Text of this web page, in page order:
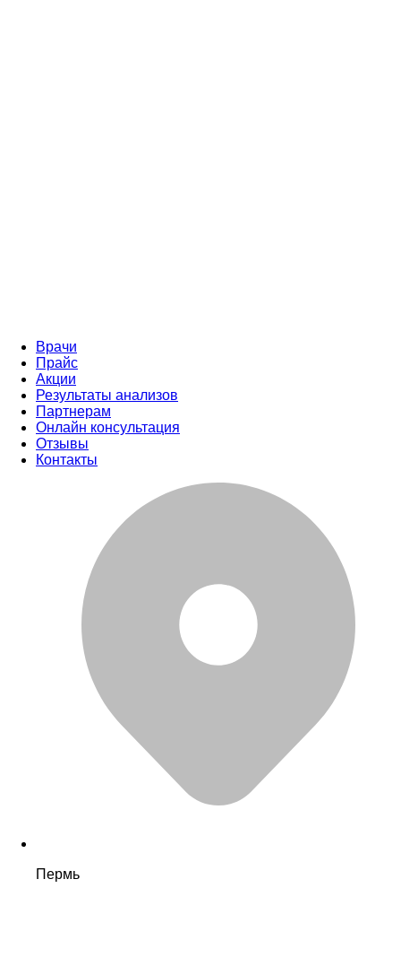
Врачи
Прайс
Акции
Результаты анализов
Партнерам
Онлайн консультация
Отзывы
Контакты
Пермь